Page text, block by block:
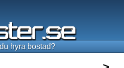
hyra bostad?